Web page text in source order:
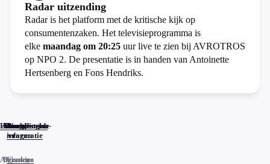
Radar uitzending
Radar is het platform met de kritische kijk op
consumentenzaken. Het televisieprogramma is
elke maandag om 20:25 uur live te zien bij AVROTROS
op NPO 2. De presentatie is in handen van Antoinette
Hertsenberg en Fons Hendriks.
Home
Actueel
Uitzendingen
Reacties
Programma-
informatie
Veelgestelde
vragen
Algemene
Privacy
Cookies